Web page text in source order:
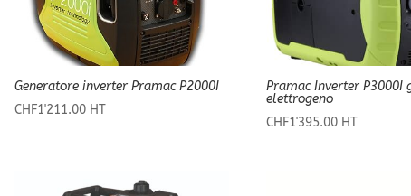
Generatore inverter Pramac P2000I
CHF1'211.00 HT
Pramac Inverter P3000I
elettrogeno
CHF1'395.00 HT